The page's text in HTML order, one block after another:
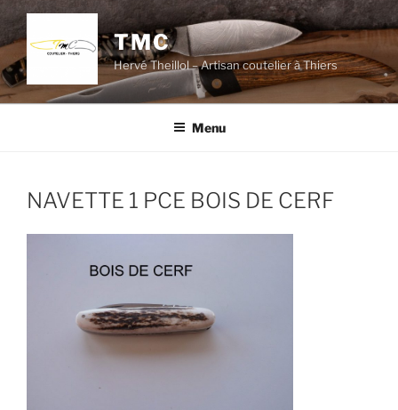
Aller
contenu
principal
TMC
Hervé Theillol – Artisan coutelier à Thiers
Menu
NAVETTE 1 PCE BOIS DE CERF